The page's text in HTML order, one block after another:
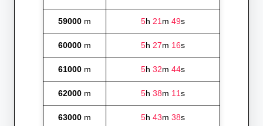
59000 m 5h 21m 49s
60000 m 5h 27m 16s
61000 m 5h 32m 44s
62000 m 5h 38m 11s
63000 m 5h 43m 38s